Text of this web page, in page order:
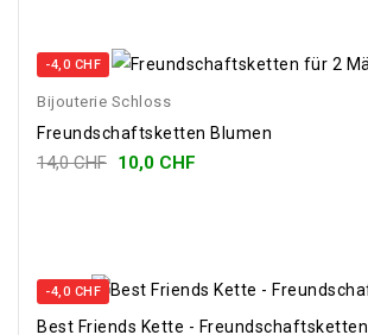
-4,0 CHF
Bijouterie Schloss
Freundschaftsketten Blumen
14,0 CHF 10,0 CHF
-4,0 CHF
Best Friends Kette - Freundschaftsketten